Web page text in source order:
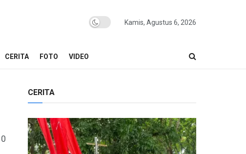
Kamis, Agustus 6, 2026
CERITA FOTO VIDEO
0
CERITA